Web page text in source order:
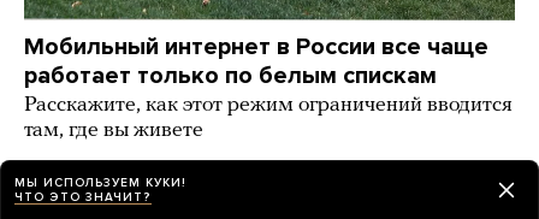
Мобильный интернет в России все чаще
работает только по белым спискам
Расскажите, как этот режим ограничений вводится
там, где вы живете
МЫ ИСПОЛЬЗУЕМ КУКИ!
ЧТО ЭТО ЗНАЧИТ?